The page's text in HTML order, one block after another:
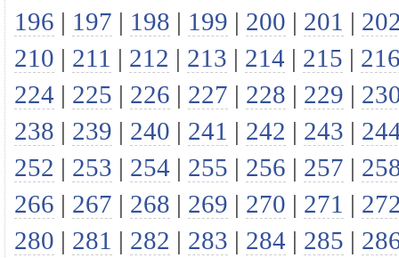
196 | 197 | 198 | 199 | 200 | 201 |
210 | 211 | 212 | 213 | 214 | 215 |
224 | 225 | 226 | 227 | 228 | 229 |
238 | 239 | 240 | 241 | 242 | 243 |
252 | 253 | 254 | 255 | 256 | 257 |
266 | 267 | 268 | 269 | 270 | 271 |
280 | 281 | 282 | 283 | 284 | 285 |